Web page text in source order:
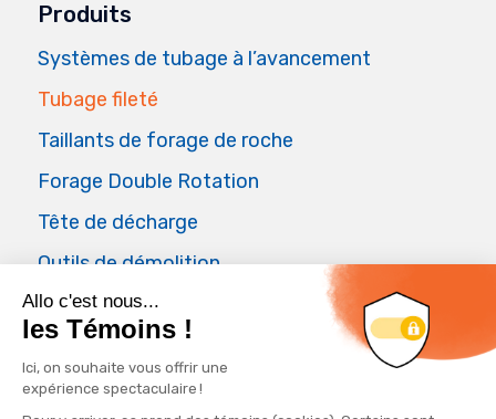
Produits
Systèmes de tubage à l’avancement
Tubage fileté
Taillants de forage de roche
Forage Double Rotation
Tête de décharge
Outils de démolition
Air Master
Applications
Forage de puits artésien